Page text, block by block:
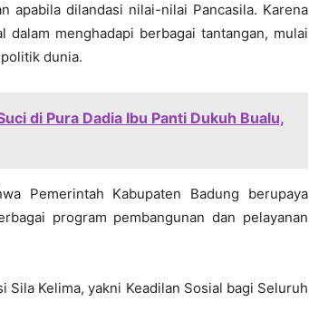
apabila dilandasi nilai-nilai Pancasila. Karena
menghadapi berbagai tantangan, mulai
dunia.
di Pura Dadia Ibu Panti Dukuh Bualu,
Pemerintah Kabupaten Badung berupaya
program pembangunan dan pelayanan
Kelima, yakni Keadilan Sosial bagi Seluruh